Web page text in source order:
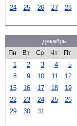
24
25 26 27 28
декабрь
Пн
Вт Ср Чт Пт
1
2 3 4 5
8
9 10 11 12
15
16 17 18 19
22
23 24 25 26
29
30 31